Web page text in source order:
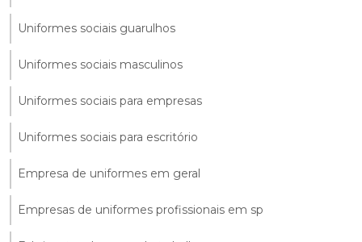
Uniformes sociais guarulhos
Uniformes sociais masculinos
Uniformes sociais para empresas
Uniformes sociais para escritório
Empresa de uniformes em geral
Empresas de uniformes profissionais em sp